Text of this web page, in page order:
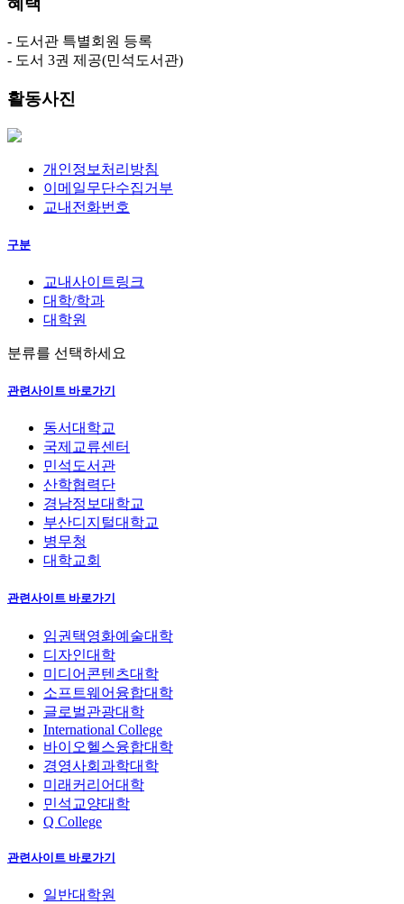
- 도서관 특별회원 등록
- 도서 3권 제공(민석도서관)
활동사진
개인정보처리방침
이메일무단수집거부
교내전화번호
구분
교내사이트링크
대학/학과
대학원
분류를 선택하세요
관련사이트 바로가기
동서대학교
국제교류센터
민석도서관
산학협력단
경남정보대학교
부산디지털대학교
병무청
대학교회
관련사이트 바로가기
임권택영화예술대학
디자인대학
미디어콘텐츠대학
소프트웨어융합대학
글로벌관광대학
International College
바이오헬스융합대학
경영사회과학대학
미래커리어대학
민석교양대학
Q College
관련사이트 바로가기
일반대학원